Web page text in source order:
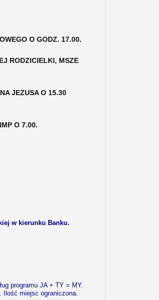
O GODZ. 17.00.
RODZICIELKI, MSZE
JEZUSA O 15.30
O 7.00.
w kierunku Banku.
programu JA + TY = MY.
Ilość miejsc ograniczona.